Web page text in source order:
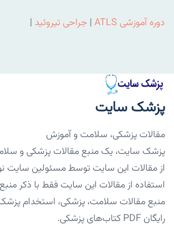
دوره آموزشی ATLS | جراحی تیروئید |
پزشک سایت
مقالات پزشکی، سلامت و آموزش
پزشک سایت، یک منبع مقالات پزشکی و
از مقالات این سایت توسط مسئولین سایت
استفاده از مقالات این سایت فقط با ذکر
منبع مقالات سلامت، پزشکی، استخدام پزشک
رایگان PDF کتاب‌های پزشکی.